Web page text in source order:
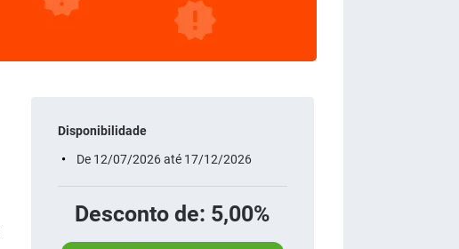
Disponibilidade
De 12/07/2026 até 17/12/2026
Desconto de: 5,00%